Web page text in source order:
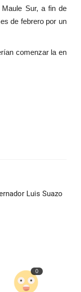
Sur, a fin de
de febrero por un
comenzar la en
Luis Suazo
0
desmintió